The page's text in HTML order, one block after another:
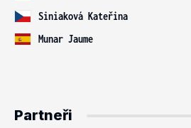
Siniaková Kateřina
Munar Jaume
Partneři